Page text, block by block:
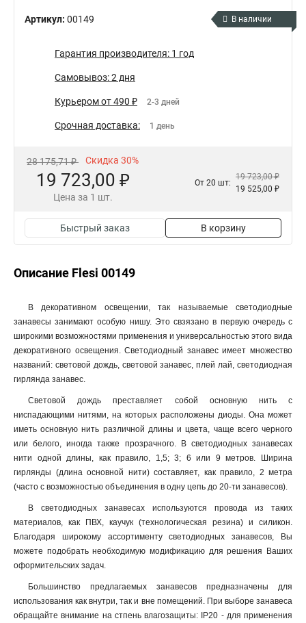
Артикул: 00149 В наличии
Гарантия производителя: 1 год
Самовывоз: 2 дня
Курьером от 490 ₽ 2-3 дней
Срочная доставка: 1 день
28 175,71 ₽ Скидка 30%
19 723,00 ₽
Цена за 1 шт.
От 20 шт:
19 723,00 ₽
19 525,00 ₽
Быстрый заказ В корзину
Описание Flesi 00149
В декоративном освещении, так называемые светодиодные
занавесы занимают особую нишу. Это свзязано в первую очередь с
широкими возможностями применения и универсальностью этого вида
декоративного освещения. Светодиодный занавес имеет множество
названий: световой дождь, световой занавес, плей лай, светодиодная
гирлянда занавес.
Световой дождь преставляет собой основную нить с
ниспадающими нитями, на которых расположены диоды. Она может
иметь основную нить различной длины и цвета, чаще всего черного
или белого, иногда также прозрачного. В светодиодных занавесах
нити одной длины, как правило, 1,5; 3; 6 или 9 метров. Ширина
гирлянды (длина основной нити) составляет, как правило, 2 метра
(часто с возможностью объединения в одну цепь до 20-ти занавесов).
В светодиодных занавесах используются провода из таких
материалов, как ПВХ, каучук (технологическая резина) и силикон.
Благодаря широкому ассортименту светодиодных занавесов, Вы
можете подобрать необходимую модификацию для решения Ваших
оформительских задач.
Большинство предлагаемых занавесов предназначены для
использования как внутри, так и вне помещений. При выборе занавеса
обращайте внимание на стпень влагозащиты: IP20 - для применения